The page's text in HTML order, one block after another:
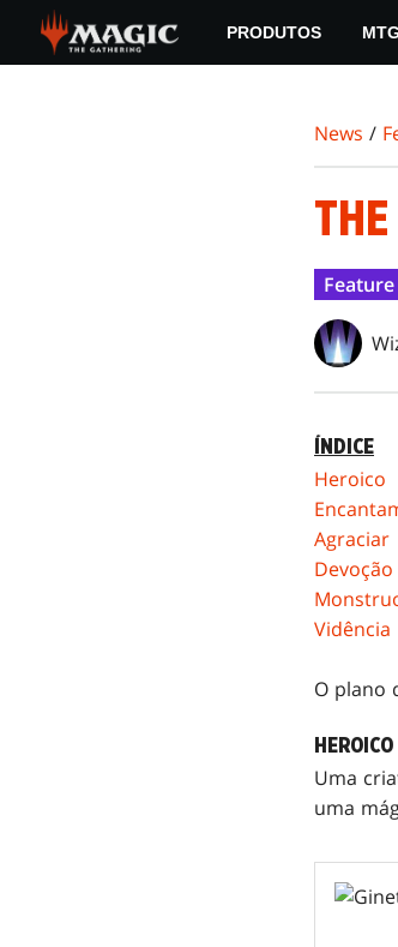
main
PRODUTOS
News /
Feature
ÍNDICE
Heroico
Agraciar
Vidência
O plano
HEROICO
Uma
uma